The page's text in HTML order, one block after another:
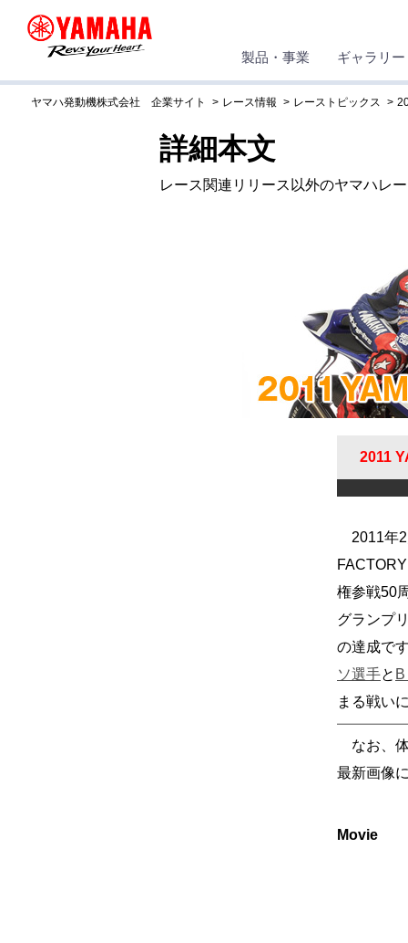
製品・事業 ギャラリー
ヤマハ発動機株式会社 企業サイト レース情報 レーストピックス
詳細本文
レース関連リリース以外のヤマハレ
2011
2011年2
権参戦50
グランプ
の達成で
ソ選手と
まる戦い
なお、体
最新画像
Movie